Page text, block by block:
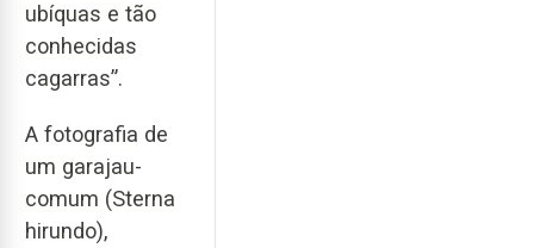
ubíquas e tão
conhecidas
cagarras”.
A fotografia de
um garajau-
comum (Sterna
hirundo),